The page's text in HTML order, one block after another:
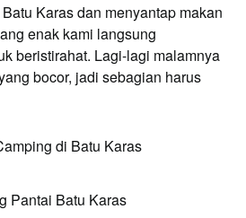
Karas dan menyantap makan
enak kami langsung
beristirahat. Lagi-lagi malamnya
bocor, jadi sebagian harus
di Batu Karas
Pantai Batu Karas